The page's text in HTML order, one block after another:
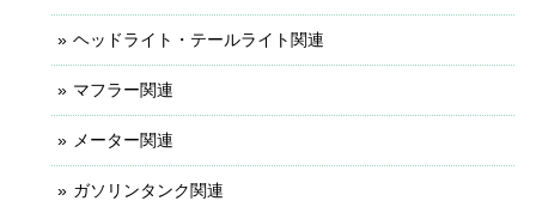
ヘッドライト・テールライト関連
マフラー関連
メーター関連
ガソリンタンク関連